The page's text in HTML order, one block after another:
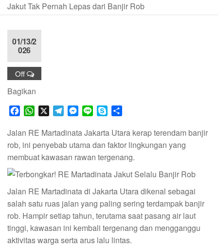
Jakut Tak Pernah Lepas dari Banjir Rob
01/13/2
026
Off
Bagikan
c
e
b
o
W
a
t
s
p
p
l
e
g
a
m
M
s
s
e
g
r
n
e
y
p
e
a
r
e
Jalan RE Martadinata Jakarta Utara kerap terendam banjir
rob, ini penyebab utama dan faktor lingkungan yang
membuat kawasan rawan tergenang.
Jalan RE Martadinata di Jakarta Utara dikenal sebagai
salah satu ruas jalan yang paling sering terdampak banjir
rob. Hampir setiap tahun, terutama saat pasang air laut
tinggi, kawasan ini kembali tergenang dan mengganggu
aktivitas warga serta arus lalu lintas.